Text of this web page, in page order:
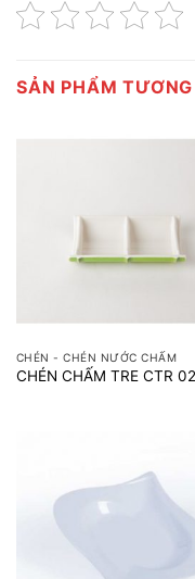
SẢN PHẨM
CHÉN - CHÉN NƯỚC CHẤM
CHÉN CHẤM TRE CTR 02